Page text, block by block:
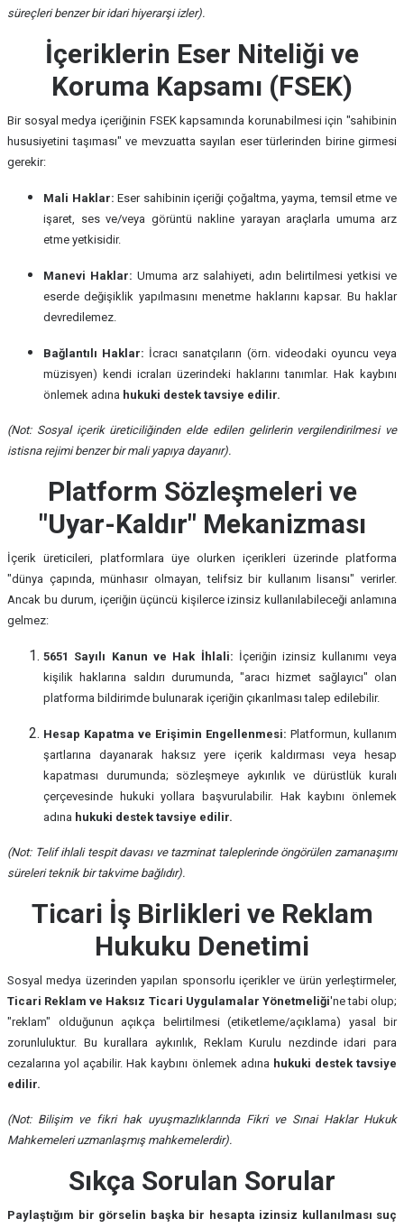
süreçleri benzer bir idari hiyerarşi izler).
İçeriklerin Eser Niteliği ve
Koruma Kapsamı (FSEK)
Bir sosyal medya içeriğinin FSEK kapsamında korunabilmesi için "sahibinin
hususiyetini taşıması" ve mevzuatta sayılan eser türlerinden birine girmesi
gerekir:
Mali Haklar: Eser sahibinin içeriği çoğaltma, yayma, temsil etme ve
işaret, ses ve/veya görüntü nakline yarayan araçlarla umuma arz
etme yetkisidir.
Manevi Haklar: Umuma arz salahiyeti, adın belirtilmesi yetkisi ve
eserde değişiklik yapılmasını menetme haklarını kapsar. Bu haklar
devredilemez.
Bağlantılı Haklar: İcracı sanatçıların (örn. videodaki oyuncu veya
müzisyen) kendi icraları üzerindeki haklarını tanımlar. Hak kaybını
önlemek adına hukuki destek tavsiye edilir.
(Not: Sosyal içerik üreticiliğinden elde edilen gelirlerin vergilendirilmesi ve
istisna rejimi benzer bir mali yapıya dayanır).
Platform Sözleşmeleri ve
"Uyar-Kaldır" Mekanizması
İçerik üreticileri, platformlara üye olurken içerikleri üzerinde platforma
"dünya çapında, münhasır olmayan, telifsiz bir kullanım lisansı" verirler.
Ancak bu durum, içeriğin üçüncü kişilerce izinsiz kullanılabileceği anlamına
gelmez:
5651 Sayılı Kanun ve Hak İhlali: İçeriğin izinsiz kullanımı veya
kişilik haklarına saldırı durumunda, "aracı hizmet sağlayıcı" olan
platforma bildirimde bulunarak içeriğin çıkarılması talep edilebilir.
Hesap Kapatma ve Erişimin Engellenmesi: Platformun, kullanım
şartlarına dayanarak haksız yere içerik kaldırması veya hesap
kapatması durumunda; sözleşmeye aykırılık ve dürüstlük kuralı
çerçevesinde hukuki yollara başvurulabilir. Hak kaybını önlemek
adına hukuki destek tavsiye edilir.
(Not: Telif ihlali tespit davası ve tazminat taleplerinde öngörülen zamanaşımı
süreleri teknik bir takvime bağlıdır).
Ticari İş Birlikleri ve Reklam
Hukuku Denetimi
Sosyal medya üzerinden yapılan sponsorlu içerikler ve ürün yerleştirmeler,
Ticari Reklam ve Haksız Ticari Uygulamalar Yönetmeliği'ne tabi olup;
"reklam" olduğunun açıkça belirtilmesi (etiketleme/açıklama) yasal bir
zorunluluktur. Bu kurallara aykırılık, Reklam Kurulu nezdinde idari para
cezalarına yol açabilir. Hak kaybını önlemek adına hukuki destek tavsiye
edilir.
(Not: Bilişim ve fikri hak uyuşmazlıklarında Fikri ve Sınai Haklar Hukuk
Mahkemeleri uzmanlaşmış mahkemelerdir).
Sıkça Sorulan Sorular
Paylaştığım bir görselin başka bir hesapta izinsiz kullanılması suç